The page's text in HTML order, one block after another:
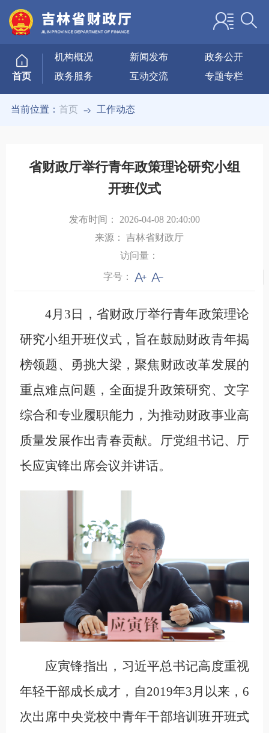
首页
机构概况 新闻发布
政务公开
政务服务
互动交流 专题专栏
当前位置：首页 工作动态
省财政厅举行青年政策理论研究小组
开班仪式
发布时间： 2026-04-08 20:40:00
来源：
吉林省财政厅
访问量：
字号：
4月3日，省财政厅举行青年政策理论
研究小组开班仪式，旨在鼓励财政青年揭
榜领题、勇挑大梁，聚焦财政改革发展的
重点难点问题，全面提升政策研究、文字
综合和专业履职能力，为推动财政事业高
质量发展作出青春贡献。厅党组书记、厅
长应寅锋出席会议并讲话。
应寅锋指出，习近平总书记高度重视
年轻干部成长成才，自2019年3月以来，6
次出席中央党校中青年干部培训班开班式